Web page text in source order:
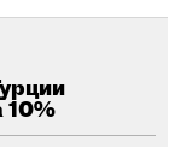
10%